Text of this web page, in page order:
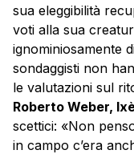
sua eleggibilità
voti alla sua
ignominiosamente
sondaggisti non
le valutazioni sul
Roberto Weber,
scettici: «Non
in campo c’era